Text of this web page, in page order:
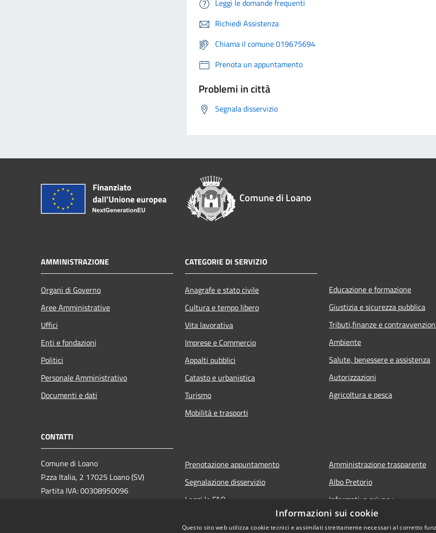
Leggi le domande frequenti
Richiedi Assistenza
Chiama il comune 019675694
Prenota un appuntamento
Problemi in città
Segnala disservizio
Comune di Loano
AMMINISTRAZIONE
Organi di Governo
Aree Amministrative
Uffici
Enti e fondazioni
Politici
Personale Amministrativo
Documenti e dati
CATEGORIE DI SERVIZIO
Anagrafe e stato civile
Cultura e tempo libero
Vita lavorativa
Imprese e Commercio
Appalti pubblici
Catasto e urbanistica
Turismo
Mobilità e trasporti
Educazione e formazione
Giustizia e sicurezza pubblica
Tributi,finanze e
Ambiente
Salute, benessere e assistenza
Autorizzazioni
Agricoltura e pesca
CONTATTI
Comune di Loano
P.zza Italia, 2 17025 Loano (SV)
Partita IVA: 00308950096
Prenotazione appuntamento
Segnalazione disservizio
Leggi le FAQ
Amministrazione trasparente
Albo Pretorio
Informativa privacy
Note legali
Informazioni sui cookie
Questo sito web utilizza cookie tecnici e assimilati strettamente necessari al corretto